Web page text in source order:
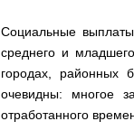
Социальные
среднего и
городах, районных
очевидны: многое
отработанного